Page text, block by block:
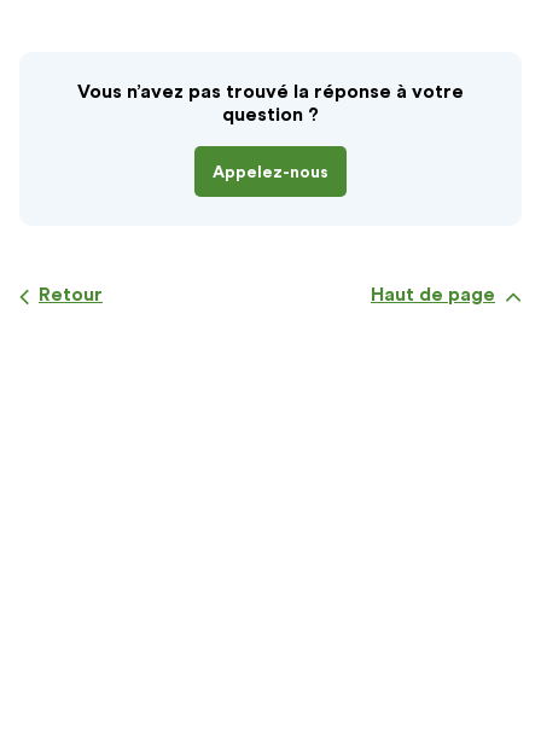
Vous n’avez pas trouvé la réponse à votre
question ?
Appelez-nous
Retour Haut de page